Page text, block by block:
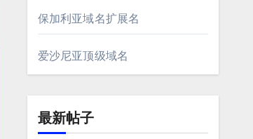
保加利亚域名扩展名
爱沙尼亚顶级域名
最新帖子